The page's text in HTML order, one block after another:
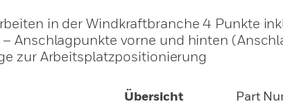
in der Windkraftbranche 4 Punkte
Anschlagpunkte vorne und hinten
zur Arbeitsplatzpositionierung
Übersicht Part